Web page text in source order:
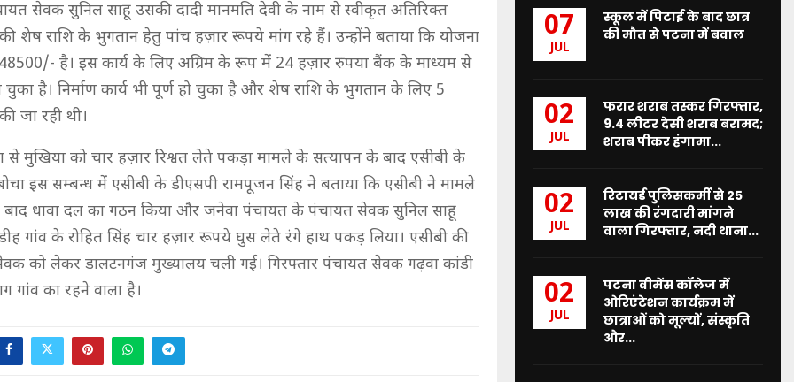
सेवक सुनिल साहू उसकी दादी मानमति देवी के नाम से स्वीकृत अतिरिक्त
शेष राशि के भुगतान हेतु पांच हज़ार रूपये मांग रहे हैं। उन्होंने बताया कि योजना
है। इस कार्य के लिए अग्रिम के रूप में 24 हज़ार रुपया बैंक के माध्यम से
चुका है। निर्माण कार्य भी पूर्ण हो चुका है और शेष राशि के भुगतान के लिए 5
जा रही थी।
से मुखिया को चार हज़ार रिश्वत लेते पकड़ा मामले के सत्यापन के बाद एसीबी के
इस सम्बन्ध में एसीबी के डीएसपी रामपूजन सिंह ने बताया कि एसीबी ने मामले
धावा दल का गठन किया और जनेवा पंचायत के पंचायत सेवक सुनिल साहू
गांव के रोहित सिंह चार हज़ार रूपये घुस लेते रंगे हाथ पकड़ लिया। एसीबी की
को लेकर डालटनगंज मुख्यालय चली गई। गिरफ्तार पंचायत सेवक गढ़वा कांडी
गांव का रहने वाला है।
07
JUL
स्कूल में पिटाई के बाद छात्र
की मौत से पटना में बवाल
02
JUL
फरार शराब तस्कर गिरफ्तार,
9.4 लीटर देसी शराब बरामद;
शराब पीकर हंगामा...
02
JUL
रिटायर्ड पुलिसकर्मी से 25
लाख की रंगदारी मांगने
वाला गिरफ्तार, नदी थाना...
02
JUL
पटना वीमेंस कॉलेज में
ओरिएंटेशन कार्यक्रम में
छात्राओं को मूल्यों, संस्कृति
और...